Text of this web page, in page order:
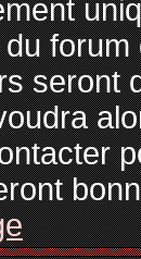
seront